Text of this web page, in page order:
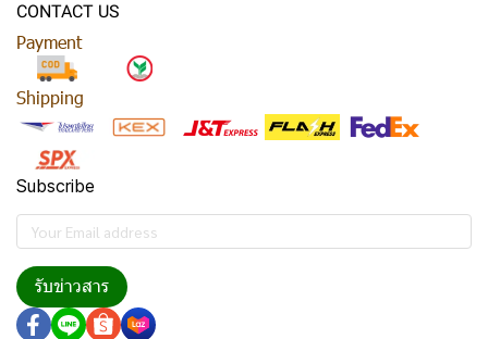
CONTACT US
Payment
Shipping
Subscribe
รับข่าวสาร